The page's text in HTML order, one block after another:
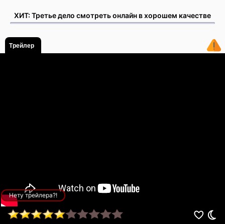
ХИТ: Третье дело смотреть онлайн в хорошем качестве
Трейлер
Нету трейлера?!